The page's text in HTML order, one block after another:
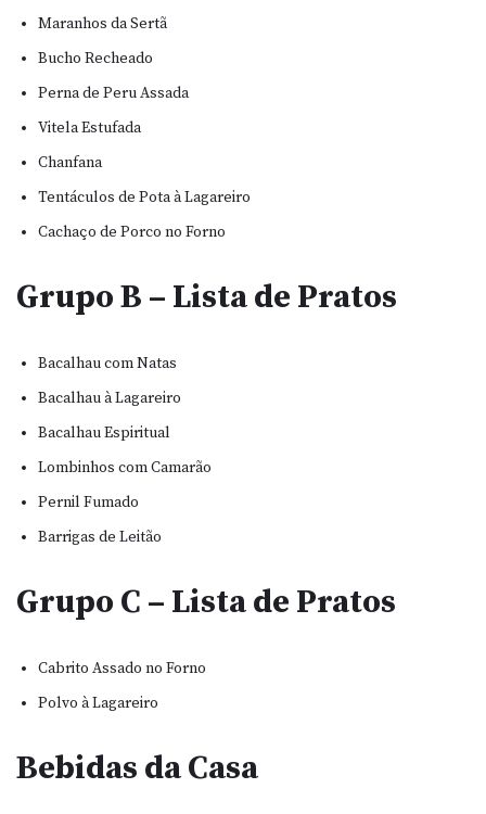
Maranhos da Sertã
Bucho Recheado
Perna de Peru Assada
Vitela Estufada
Chanfana
Tentáculos de Pota à Lagareiro
Cachaço de Porco no Forno
Grupo B – Lista de Pratos
Bacalhau com Natas
Bacalhau à Lagareiro
Bacalhau Espiritual
Lombinhos com Camarão
Pernil Fumado
Barrigas de Leitão
Grupo C – Lista de Pratos
Cabrito Assado no Forno
Polvo à Lagareiro
Bebidas da Casa